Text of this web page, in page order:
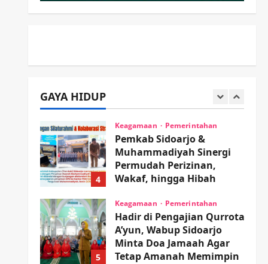
GAYA HIDUP
3
Bazar Rakyat Jalan Jambu,
Borong Kuliner UMKM
Sambil Nonton Jaranan!
wartanusa 4 Agustus 2026
4
Keagamaan Pemerintahan
Pemkab Sidoarjo &
Muhammadiyah Sinergi
Permudah Perizinan,
Wakaf, hingga Hibah
5
Keagamaan Pemerintahan
Hadir di Pengajian Qurrota
A’yun, Wabup Sidoarjo
Minta Doa Jamaah Agar
Tetap Amanah Memimpin